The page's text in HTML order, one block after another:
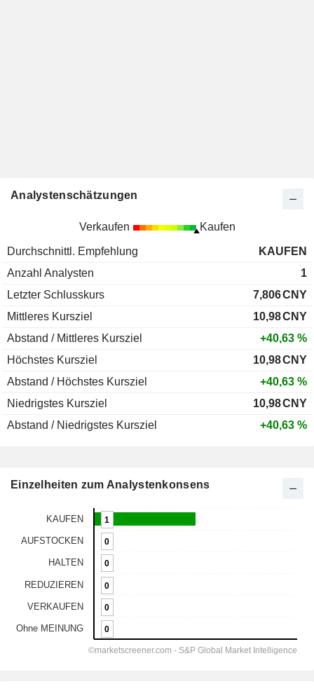
Analystenschätzungen
Verkaufen Kaufen
Durchschnittl. Empfehlung
KAUFEN
Anzahl Analysten
1
Letzter Schlusskurs
7,806CNY
Mittleres Kursziel
10,98CNY
Abstand / Mittleres Kursziel
+40,63 %
Höchstes Kursziel
10,98CNY
Abstand / Höchstes Kursziel
+40,63 %
Niedrigstes Kursziel
10,98CNY
Abstand / Niedrigstes Kursziel
+40,63 %
Einzelheiten zum Analystenkonsens